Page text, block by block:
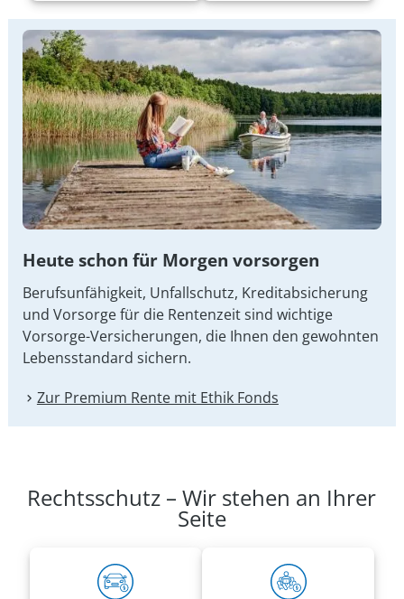
Heute schon für Morgen vorsorgen
Berufsunfähigkeit, Unfallschutz, Kreditabsicherung
und Vorsorge für die Rentenzeit sind wichtige
Vorsorge-Versicherungen, die Ihnen den gewohnten
Lebensstandard sichern.
Zur Premium Rente mit Ethik Fonds
Rechtsschutz – Wir stehen an Ihrer
Seite